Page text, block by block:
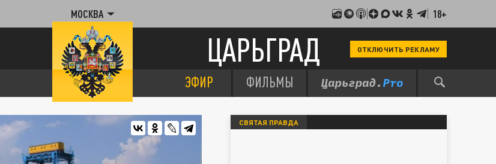
МОСКВА 18+
ЦАРЬГРАД ОТКЛЮЧИТЬ РЕКЛАМУ
ЭФИР ФИЛЬМЫ
СВЯТАЯ ПРАВДА